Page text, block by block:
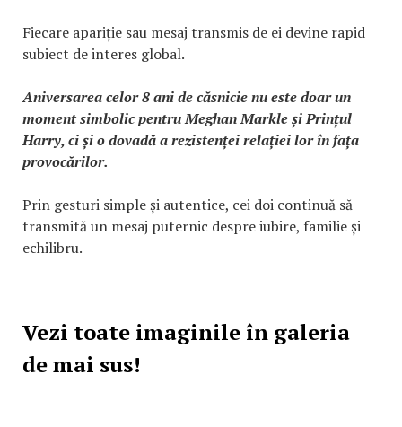
Fiecare apariție sau mesaj transmis de ei devine rapid
subiect de interes global.
Aniversarea celor 8 ani de căsnicie nu este doar un
moment simbolic pentru Meghan Markle și Prințul
Harry, ci și o dovadă a rezistenței relației lor în fața
provocărilor.
Prin gesturi simple și autentice, cei doi continuă să
transmită un mesaj puternic despre iubire, familie și
echilibru.
Vezi toate imaginile în galeria
de mai sus!